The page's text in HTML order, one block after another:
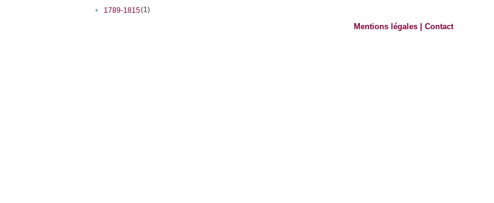
•
1789-1815(1)
Mentions légales |Contact